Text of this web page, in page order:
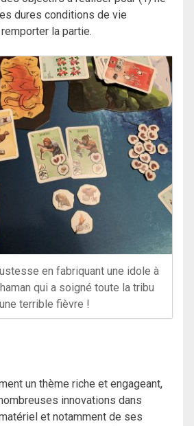
dures conditions de vie
la partie.
en fabriquant une idole à
qui a soigné toute la tribu
terrible fièvre !
un thème riche et engageant,
innovations dans
et notamment de ses